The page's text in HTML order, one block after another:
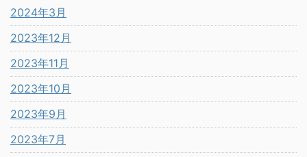
2024年3月
2023年12月
2023年11月
2023年10月
2023年9月
2023年7月